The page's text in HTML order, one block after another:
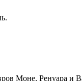
Моне, Ренуара и